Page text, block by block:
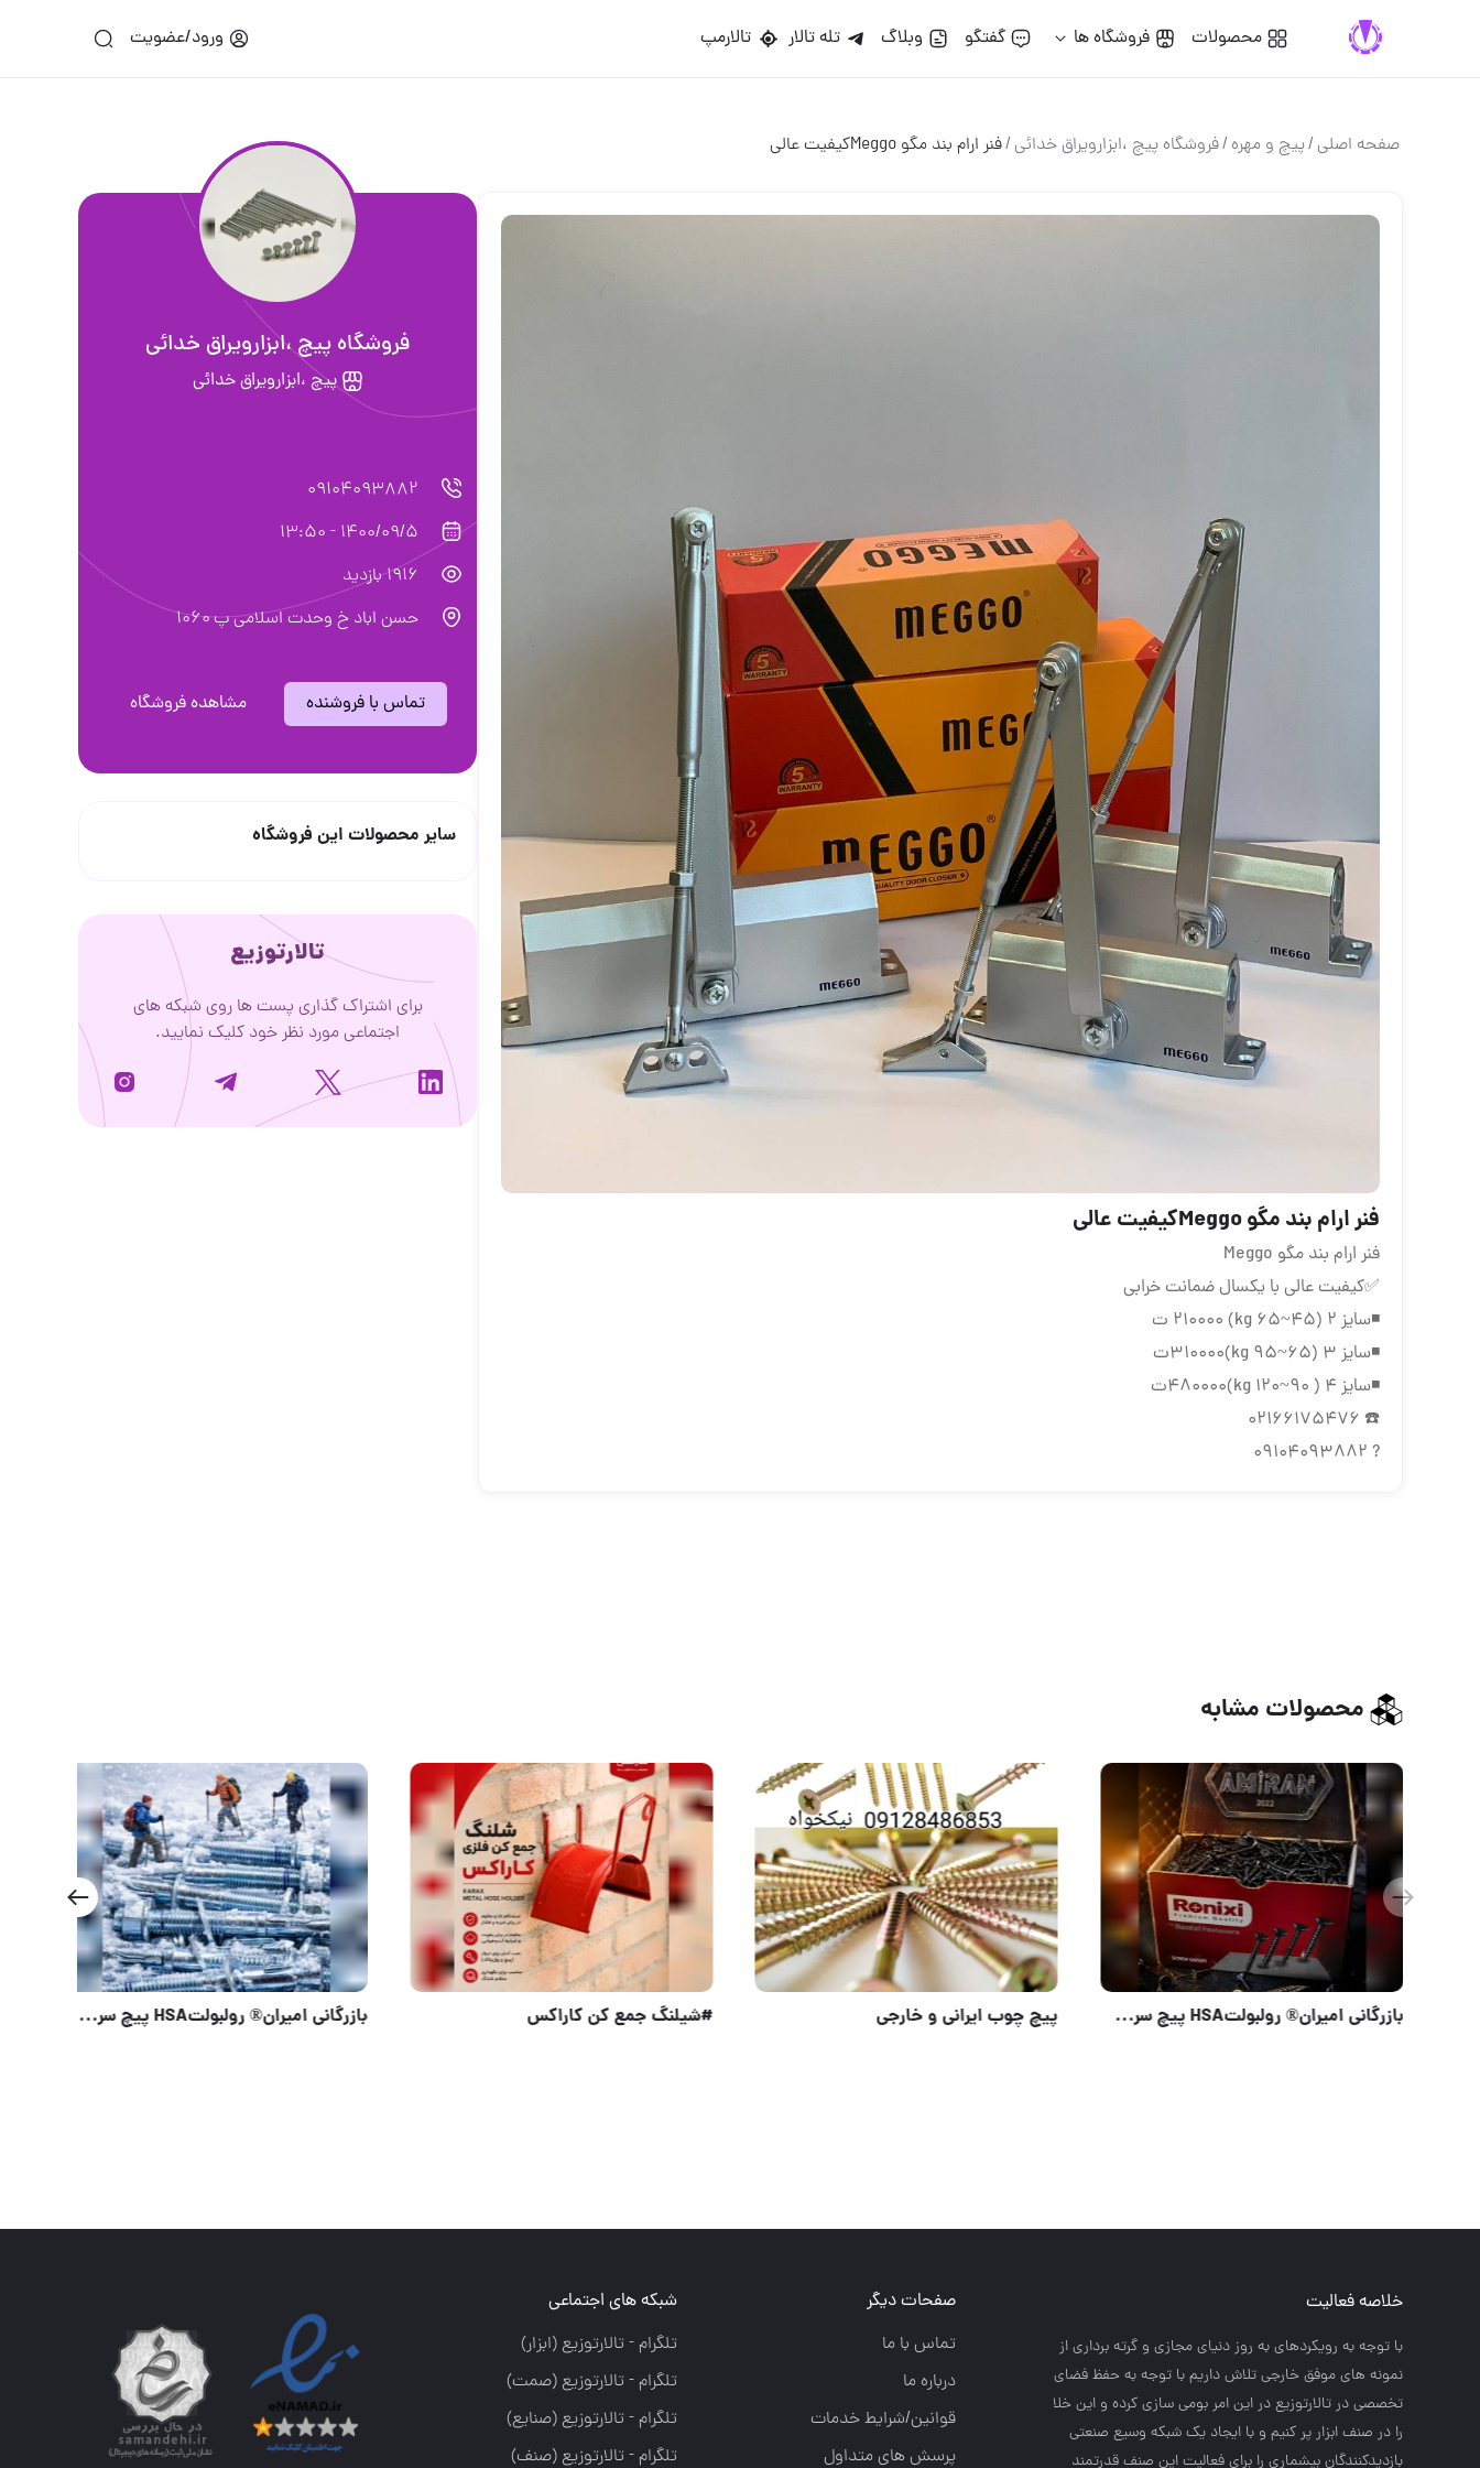
محصولات فروشگاه ها گفتگو وبلاگ تله تالار تالارمپ ورود/عضویت
صفحه اصلی/پيچ و مهره/فروشگاه پيچ ،ابزارويراق خدائى/فنر ارام بند مگو Meggoكيفيت عالى
فنر ارام بند مگو Meggoكيفيت عالى
فنر ارام بند مگو Meggo
✅كيفيت عالى با يكسال ضمانت خرابى
◾️سايز ٢ (45~65 kg) ٢١٠٠٠٠ ت
◾️سايز ٣ (65~95 kg)٣١٠٠٠٠ت
◾️سايز ٤ ( 90~120 kg)٤٨٠٠٠٠ت
☎️ 02166175476
? 09104093882
فروشگاه پيچ ،ابزارويراق خدائى
پيچ ،ابزارويراق خدائى
09104093882
1400/09/5 - 13:50
1916 بازدید
حسن اباد خ وحدت اسلامى پ ١٠٦٠
تماس با فروشنده مشاهده فروشگاه
سایر محصولات این فروشگاه
تالارتوزیع
برای اشتراک گذاری پست ها روی شبکه های
اجتماعی مورد نظر خود کلیک نمایید.
محصولات مشابه
پخش پیچ کناف برند فیکسو پیچ چوب ایرانی و خارجی #شیلنگ جمع کن کاراکس
خلاصه فعالیت
با توجه به رويكردهاي به روز دنياي مجازي و گرته برداري از
نمونه هاي موفق خارجي تلاش داريم با توجه به حفظ فضاي
تخصصي در تالارتوزيع در اين امر بومي سازي كرده و اين خلا
را در صنف ابزار پر كنيم و با ايجاد يك شبكه وسيع صنعتي
بازديدكنندگان بيشماري را براي فعاليت اين صنف قدرتمند
صفحات دیگر
تماس با ما
درباره ما
قوانین/شرایط خدمات
پرسش های متداول
شبکه های اجتماعی
تلگرام - تالارتوزيع (ابزار)
تلگرام - تالارتوزيع (صمت)
تلگرام - تالارتوزيع (صنايع)
تلگرام - تالارتوزیع (صنف)